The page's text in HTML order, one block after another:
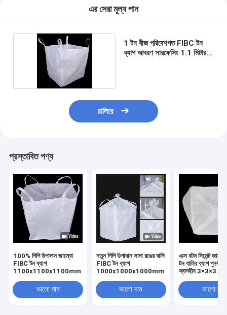
এর সেরা মূল্য পান
1 টন বীজ পরিবেশগত FIBC টন
ব্যাগ আবরণ সারফেসিং 1.1 মিটার
চালিয়ে
প্রস্তাবিত পণ্য
100% পিপি উপাদান জাম্বো
FIBC টন ব্যাগ
1100x1100x1100mm
ভালো দাম
নতুন পিপি উপাদান সাদা রঙের বালি
FIBC টন ব্যাগ
1000x1000x1000mm
ভালো দাম
এক্স বটম সিমেন্ট
টন বালির ব্যাগ
স্বাদহীন
ভালো দাম